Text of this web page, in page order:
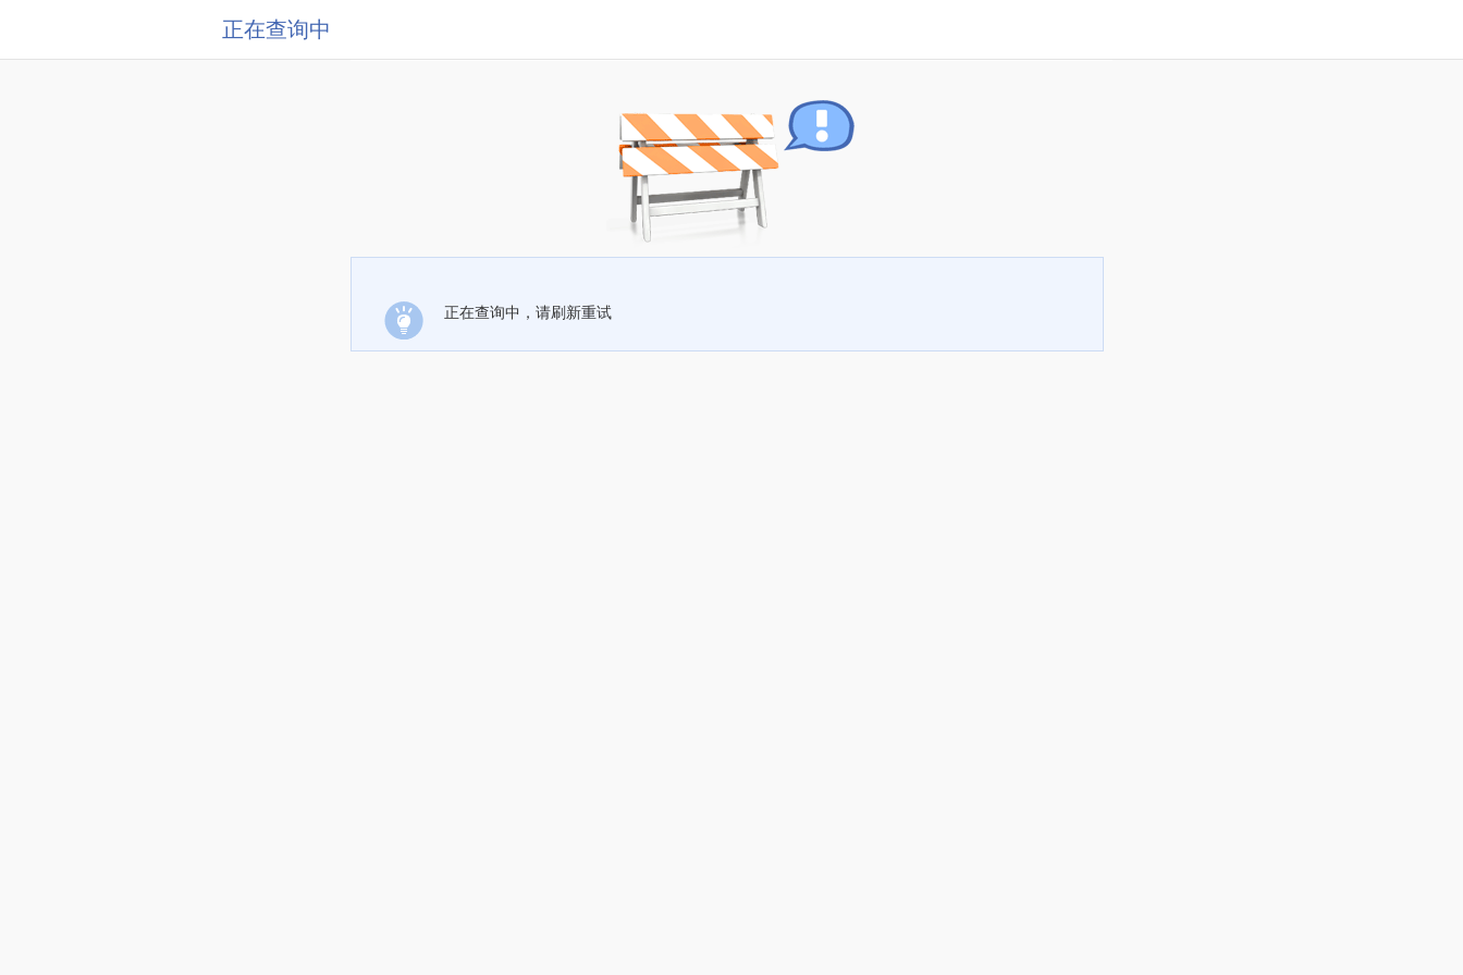
正在查询中
正在查询中，请刷新重试